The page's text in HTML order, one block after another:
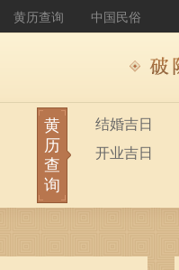
黄历查询 中国民俗
黄
历
查
询
结婚吉日
开业吉日